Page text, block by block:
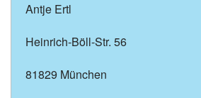
Antje Ertl
Heinrich-Böll-Str. 56
81829 München